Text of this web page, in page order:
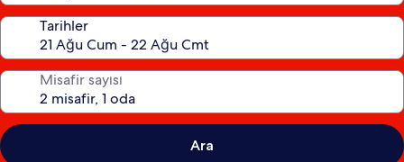
Tarihler
Misafir sayısı
Ara